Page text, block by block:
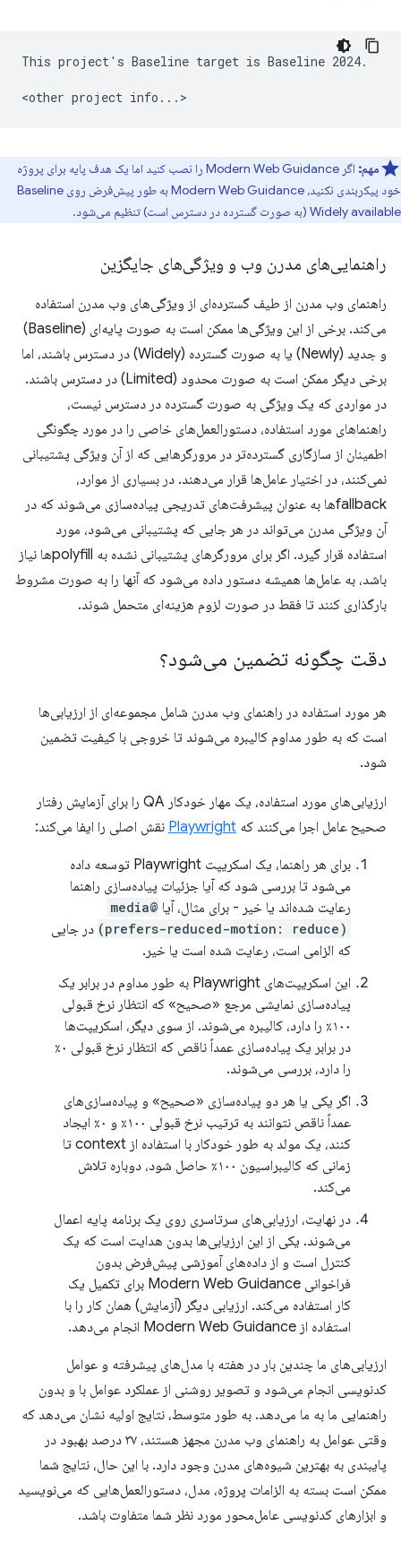
This project's Baseline target is Baseline 2024.
مهم:
اگر Modern Web Guidance را نصب کنید اما یک هدف پایه برای پروژه
خود پیکربندی نکنید، Modern Web Guidance به طور پیش‌فرض روی Baseline
Widely available (به صورت گسترده در دسترس است) تنظیم می‌شود.
راهنمایی‌های مدرن وب و ویژگی‌های جایگزین
راهنمای وب مدرن از طیف گسترده‌ای از ویژگی‌های وب مدرن استفاده
می‌کند. برخی از این ویژگی‌ها ممکن است به صورت پایه‌ای (Baseline)
و جدید (Newly) یا به صورت گسترده (Widely) در دسترس باشند، اما
برخی دیگر ممکن است به صورت محدود (Limited) در دسترس باشند.
در مواردی که یک ویژگی به صورت گسترده در دسترس نیست،
راهنماهای مورد استفاده، دستورالعمل‌های خاصی را در مورد چگونگی
اطمینان از سازگاری گسترده‌تر در مرورگرهایی که از آن ویژگی پشتیبانی
نمی‌کنند، در اختیار عامل‌ها قرار می‌دهند. در بسیاری از موارد،
fallbackها به عنوان پیشرفت‌های تدریجی پیاده‌سازی می‌شوند که در
آن ویژگی مدرن می‌تواند در هر جایی که پشتیبانی می‌شود، مورد
استفاده قرار گیرد. اگر برای مرورگرهای پشتیبانی نشده به polyfillها نیاز
باشد، به عامل‌ها همیشه دستور داده می‌شود که آنها را به صورت مشروط
بارگذاری کنند تا فقط در صورت لزوم هزینه‌ای متحمل شوند.
دقت چگونه تضمین می‌شود؟
هر مورد استفاده در راهنمای وب مدرن شامل مجموعه‌ای از ارزیابی‌ها
است که به طور مداوم کالیبره می‌شوند تا خروجی با کیفیت تضمین
شود.
ارزیابی‌های مورد استفاده، یک مهار خودکار QA را برای آزمایش رفتار
صحیح عامل اجرا می‌کنند که Playwright نقش اصلی را ایفا می‌کند:
برای هر راهنما، یک اسکریپت Playwright توسعه داده
می‌شود تا بررسی شود که آیا جزئیات پیاده‌سازی راهنما
رعایت شده‌اند یا خیر - برای مثال، آیا
@media
(prefers-reduced-motion: reduce) در جایی
که الزامی است، رعایت شده است یا خیر.
این اسکریپت‌های Playwright به طور مداوم در برابر یک
پیاده‌سازی نمایشی مرجع «صحیح» که انتظار نرخ قبولی
۱۰۰٪ را دارد، کالیبره می‌شوند. از سوی دیگر، اسکریپت‌ها
در برابر یک پیاده‌سازی عمداً ناقص که انتظار نرخ قبولی ۰٪
را دارد، بررسی می‌شوند.
اگر یکی یا هر دو پیاده‌سازی «صحیح» و پیاده‌سازی‌های
عمداً ناقص نتوانند به ترتیب نرخ قبولی ۱۰۰٪ و ۰٪ ایجاد
کنند، یک مولد به طور خودکار با استفاده از context تا
زمانی که کالیبراسیون ۱۰۰٪ حاصل شود، دوباره تلاش
می‌کند.
در نهایت، ارزیابی‌های سرتاسری روی یک برنامه پایه اعمال
می‌شوند. یکی از این ارزیابی‌ها بدون هدایت است که یک
کنترل است و از داده‌های آموزشی پیش‌فرض بدون
فراخوانی Modern Web Guidance برای تکمیل یک
کار استفاده می‌کند. ارزیابی دیگر (آزمایش) همان کار را با
استفاده از Modern Web Guidance انجام می‌دهد.
ارزیابی‌های ما چندین بار در هفته با مدل‌های پیشرفته و عوامل
کدنویسی انجام می‌شود و تصویر روشنی از عملکرد عوامل با و بدون
راهنمایی ما به ما می‌دهد. به طور متوسط، نتایج اولیه نشان می‌دهد که
وقتی عوامل به راهنمای وب مدرن مجهز هستند، ۳۷ درصد بهبود در
پایبندی به بهترین شیوه‌های مدرن وجود دارد. با این حال، نتایج شما
ممکن است بسته به الزامات پروژه، مدل، دستورالعمل‌هایی که می‌نویسید
و ابزارهای کدنویسی عامل‌محور مورد نظر شما متفاوت باشد.